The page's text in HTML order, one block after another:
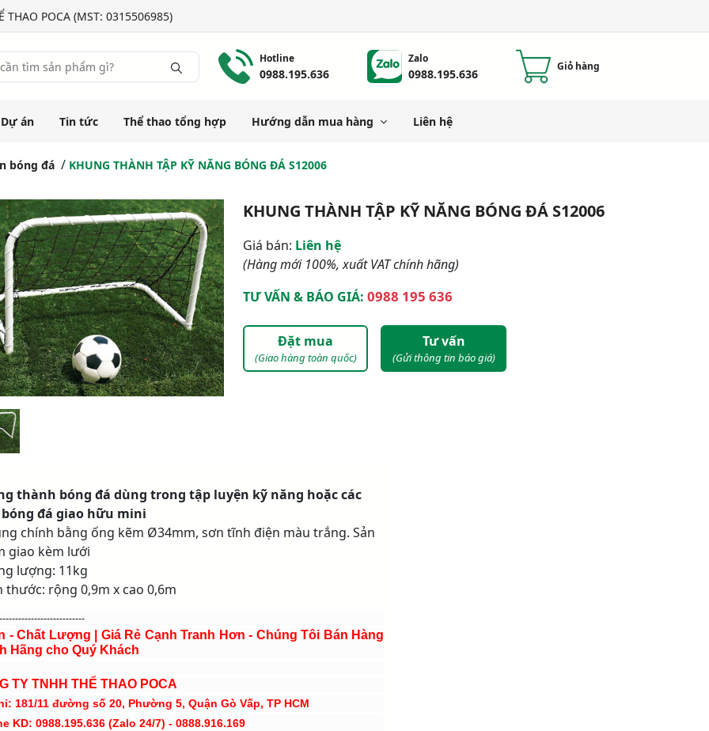
THAO POCA (MST: 0315506985)
Hotline
0988.195.636
Zalo
0988.195.636 Giỏ hàng
Dự án Tin tức Thể thao tổng hợp Hướng dẫn mua hàng Liên hệ
bóng đá KHUNG THÀNH TẬP KỸ NĂNG BÓNG ĐÁ S12006
KHUNG THÀNH TẬP KỸ NĂNG BÓNG ĐÁ S12006
Giá bán: Liên hệ
(Hàng mới 100%, xuất VAT chính hãng)
TƯ VẤN & BÁO GIÁ:0988 195 636
Đặt mua
(Giao hàng toàn quốc)
Tư vấn
(Gửi thông tin báo giá)
thành bóng đá dùng trong tập luyện kỹ năng hoặc các
đá giao hữu mini
chính bằng ống kẽm Ø34mm, sơn tĩnh điện màu trắng. Sản
giao kèm lưới
lượng: 11kg
thước: rộng 0,9m x cao 0,6m
- Chất Lượng | Giá Rẻ Cạnh Tranh Hơn - Chúng Tôi Bán Hàng
Hãng cho Quý Khách
TY TNHH THỂ THAO POCA
181/11 đường số 20, Phường 5, Quận Gò Vấp, TP HCM
KD: 0988.195.636 (Zalo 24/7) - 0888.916.169